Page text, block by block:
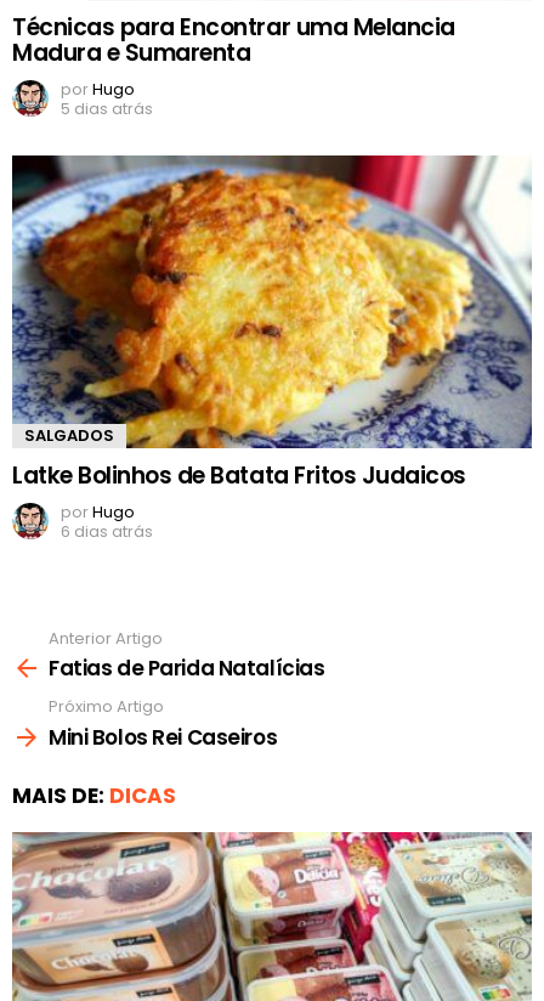
Técnicas para Encontrar uma Melancia
Madura e Sumarenta
porHugo
5 dias atrás
SALGADOS
Latke Bolinhos de Batata Fritos Judaicos
porHugo
6 dias atrás
mais
Anterior Artigo
Fatias de Parida Natalícias
Próximo Artigo
Mini Bolos Rei Caseiros
MAIS DE: DICAS